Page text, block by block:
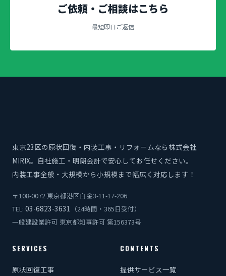
ご依頼・ご相談はこちら
最短即日ご返信
東京23区の原状回復・内装工事・リフォームなら株式会社
MIRIX。自社施工・明朗会計で安心してお任せください。
内装工事全般・大規模から小規模まで幅広く対応します！
〒108-0072 東京都港区白金3-11-17-206
TEL: 03-6823-3631
（24時間・365日受付）
一般建設業許可 東京都知事許可 第156373号
SERVICES
原状回復工事
CONTENTS
提供サービス一覧